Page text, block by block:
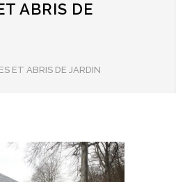
ABRIS DE
ET ABRIS DE JARDIN